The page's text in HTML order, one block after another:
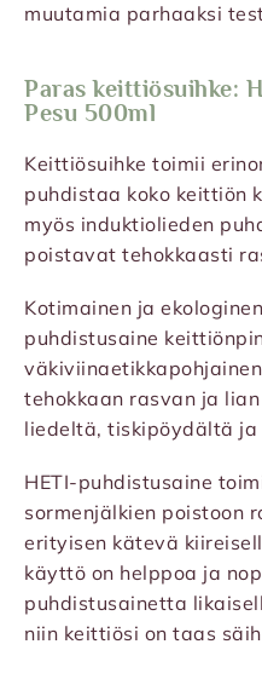
muutamia parhaaksi
Paras keittiösuihke:
Pesu 500ml
Keittiösuihke toimii
puhdistaa koko keittiön
myös induktiolieden
poistavat tehokkaasti
Kotimainen ja
puhdistusaine
tehokkaan rasvan ja
liedeltä, tiskipöydältä ja
HETI-puhdistusaine
sormenjälkien poistoon
erityisen kätevä
käyttö on helppoa ja
puhdistusainetta
niin keittiösi on taas